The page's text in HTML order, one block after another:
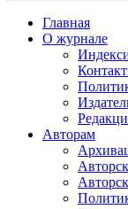
Главная
О журнале
Авторам